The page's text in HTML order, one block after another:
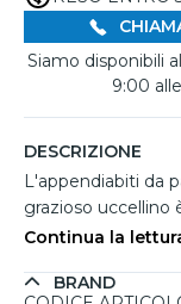
Siamo disponibili
9:00
DESCRIZIONE
L'appendiabiti da
grazioso uccellino
raffinato, perfetto
finitura verniciata
Continua la
BRAND